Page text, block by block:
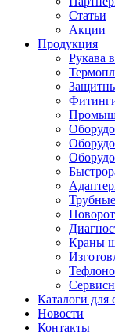
Статьи
Акции
Продукция
Рукава
Краны
Каталоги для
Новости
Контакты